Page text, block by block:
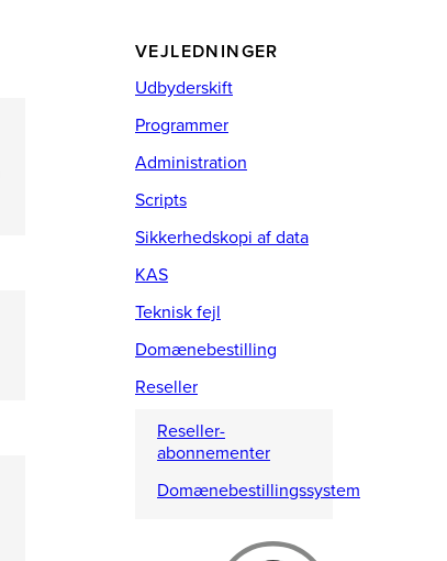
VEJLEDNINGER
Udbyderskift
Programmer
Administration
Scripts
Sikkerhedskopi af data
KAS
Teknisk fejl
Domænebestilling
Reseller
Reseller-
abonnementer
Domænebestillingssystem